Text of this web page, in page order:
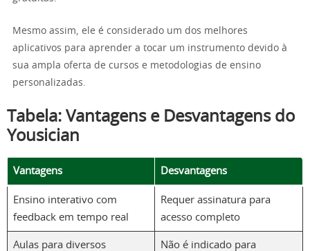
Mesmo assim, ele é considerado um dos melhores
aplicativos para aprender a tocar um instrumento devido à
sua ampla oferta de cursos e metodologias de ensino
personalizadas.
Tabela: Vantagens e Desvantagens do
Yousician
Vantagens Desvantagens
Ensino interativo com
feedback em tempo real
Requer assinatura para
acesso completo
Aulas para diversos
Não é indicado para